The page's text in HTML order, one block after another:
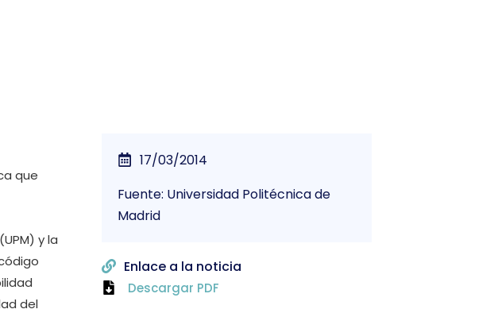
que
y la
del
17/03/2014
Fuente: Universidad Politécnica de
Madrid
Enlace a la noticia
Descargar PDF